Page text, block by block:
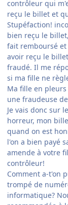
contrôleur qui
reçu le billet et
Stupéfaction!
bien reçu le
fait remboursé
avoir reçu le
fraudé. Il me
si ma fille ne
Ma fille en
une fraudeuse
Je vais donc sur
horreur, mon
quand on est
l'on a bien payé
amende à votre
contrôleur!
Comment a-t'on
trompé de
informatique?